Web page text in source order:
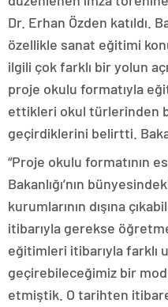
Dr. Erhan Özden katıldı.
özellikle sanat eğitimi
ilgili çok farklı bir yolun
proje okulu formatıyla
ettikleri okul türlerinden
geçirdiklerini belirtti.
“Proje okulu formatının
Bakanlığı’nın
kurumlarının dışına
itibarıyla gerekse
eğitimleri itibarıyla farklı
geçirebileceğimiz bir
etmiştik. O tarihten